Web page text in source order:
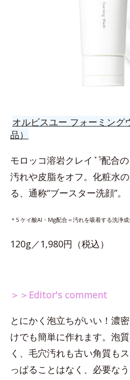
オルビスユー フォーミング
品）
モロッコ溶岩クレイ ＊5配合
汚れや皮脂をオフ。化粧水
る、通称“ブースター洗顔”。
＊5 ケイ酸Al・Mg配合＝汚れを吸着する洗浄
120g／1,980円（税込）
＞＞Editor's comment
とにかく泡立ちがいい！濃
けでも簡単に作れます。泡
く、毛穴汚れも古い角質も
っぱることはなく、必要な